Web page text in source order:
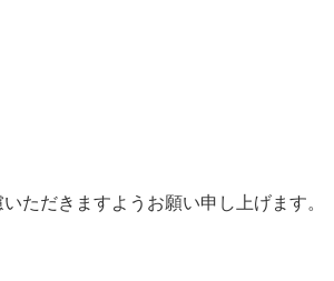
ただきますようお願い申し上げます。